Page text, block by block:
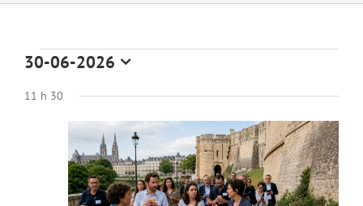
Évènements
for
2026
30-06-2026
une
11 h 30